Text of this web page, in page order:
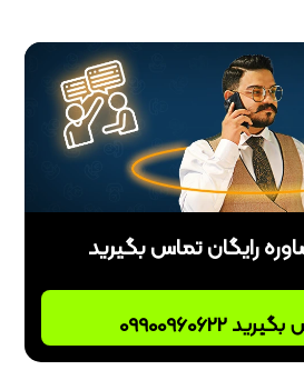
رایگان تماس بگیرید
09900960622